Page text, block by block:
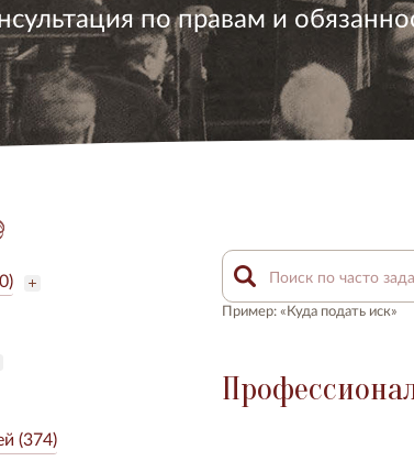
по правам и
(374)
Пример: «Куда подать иск»